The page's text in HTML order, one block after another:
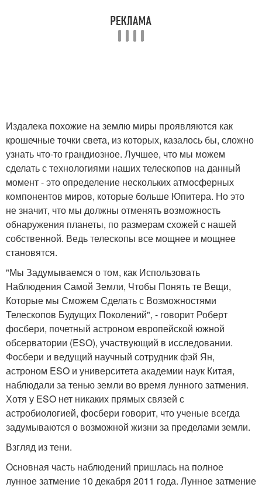
Издалека похожие на землю миры проявляются как
крошечные точки света, из которых, казалось бы, сложно
узнать что-то грандиозное. Лучшее, что мы можем
сделать с технологиями наших телескопов на данный
момент - это определение нескольких атмосферных
компонентов миров, которые больше Юпитера. Но это
не значит, что мы должны отменять возможность
обнаружения планеты, по размерам схожей с нашей
собственной. Ведь телескопы все мощнее и мощнее
становятся.
"Мы Задумываемся о том, как Использовать
Наблюдения Самой Земли, Чтобы Понять те Вещи,
Которые мы Сможем Сделать с Возможностями
Телескопов Будущих Поколений", - говорит Роберт
фосбери, почетный астроном европейской южной
обсерватории (ESO), участвующий в исследовании.
Фосбери и ведущий научный сотрудник фэй Ян,
астроном ESO и университета академии наук Китая,
наблюдали за тенью земли во время лунного затмения.
Хотя у ESO нет никаких прямых связей с
астробиологией, фосбери говорит, что ученые всегда
задумываются о возможной жизни за пределами земли.
Взгляд из тени.
Основная часть наблюдений пришлась на полное
лунное затмение 10 декабря 2011 года. Лунное затмение